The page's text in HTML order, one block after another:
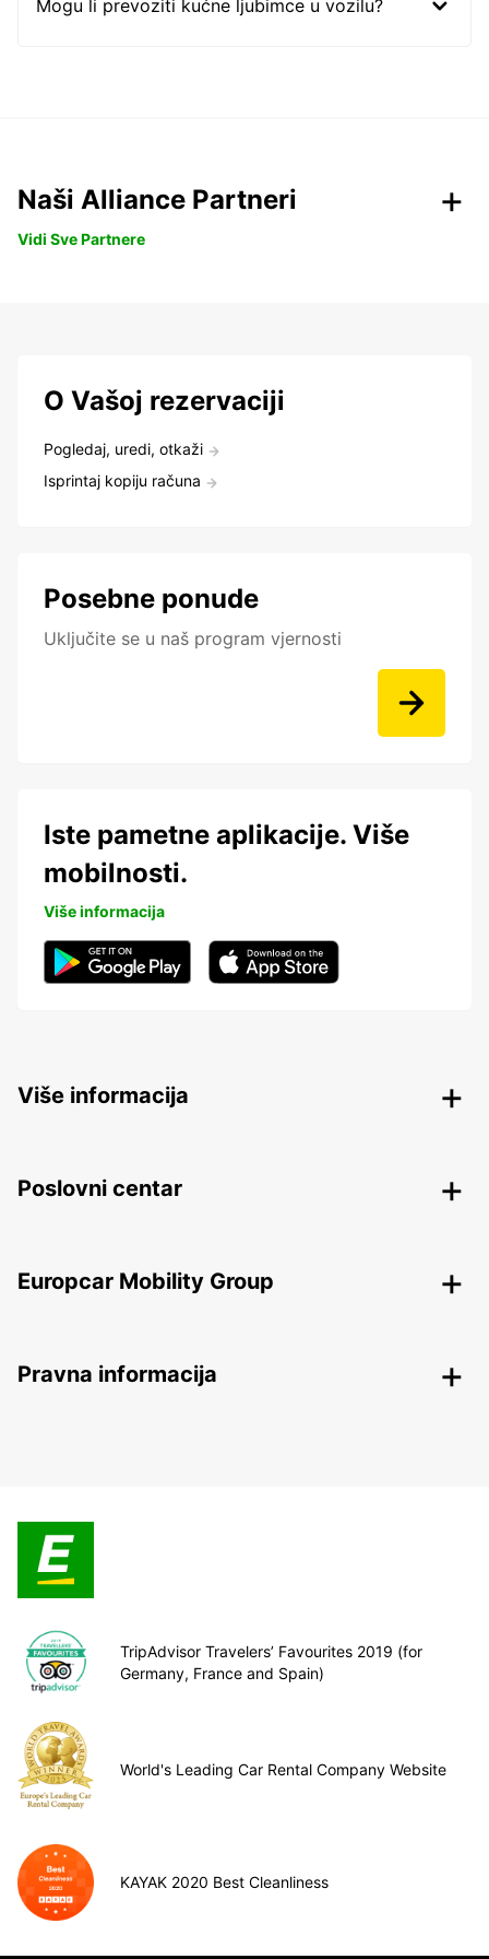
Mogu li prevoziti kućne ljubimce u vozilu?
Naši Alliance Partneri
Vidi Sve Partnere
O Vašoj rezervaciji
Pogledaj, uredi, otkaži
Isprintaj kopiju računa
Posebne ponude
Uključite se u naš program vjernosti
Iste pametne aplikacije. Više
mobilnosti.
Više informacija
Više informacija
Poslovni centar
Europcar Mobility Group
Pravna informacija
TripAdvisor Travelers’ Favourites 2019 (for
Germany, France and Spain)
World's Leading Car Rental Company Website
KAYAK 2020 Best Cleanliness